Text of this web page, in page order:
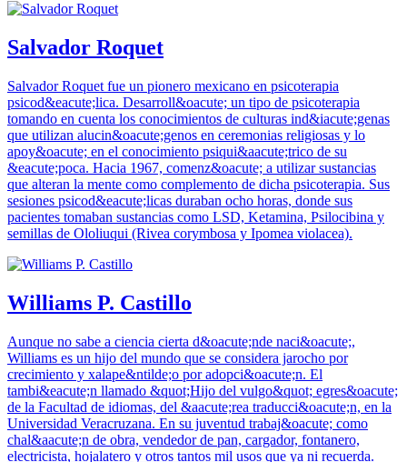
Salvador Roquet
Salvador Roquet fue un pionero mexicano en psicoterapia
psicod&eacute;lica. Desarroll&oacute; un tipo de psicoterapia
tomando en cuenta los conocimientos de culturas ind&iacute;genas
que utilizan alucin&oacute;genos en ceremonias religiosas y lo
apoy&oacute; en el conocimiento psiqui&aacute;trico de su
&eacute;poca. Hacia 1967, comenz&oacute; a utilizar sustancias
que alteran la mente como complemento de dicha psicoterapia. Sus
sesiones psicod&eacute;licas duraban ocho horas, donde sus
pacientes tomaban sustancias como LSD, Ketamina, Psilocibina y
semillas de Ololiuqui (Rivea corymbosa y Ipomea violacea).
Williams P. Castillo
Aunque no sabe a ciencia cierta d&oacute;nde naci&oacute;,
Williams es un hijo del mundo que se considera jarocho por
crecimiento y xalape&ntilde;o por adopci&oacute;n. El
tambi&eacute;n llamado &quot;Hijo del vulgo&quot; egres&oacute;
de la Facultad de idiomas, del &aacute;rea traducci&oacute;n, en la
Universidad Veracruzana. En su juventud trabaj&oacute; como
chal&aacute;n de obra, vendedor de pan, cargador, fontanero,
electricista, hojalatero y otros tantos mil usos que ya ni recuerda.